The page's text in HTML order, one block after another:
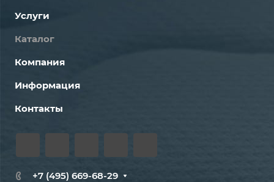
Услуги
Каталог
Компания
Информация
Контакты
+7 (495) 669-68-29